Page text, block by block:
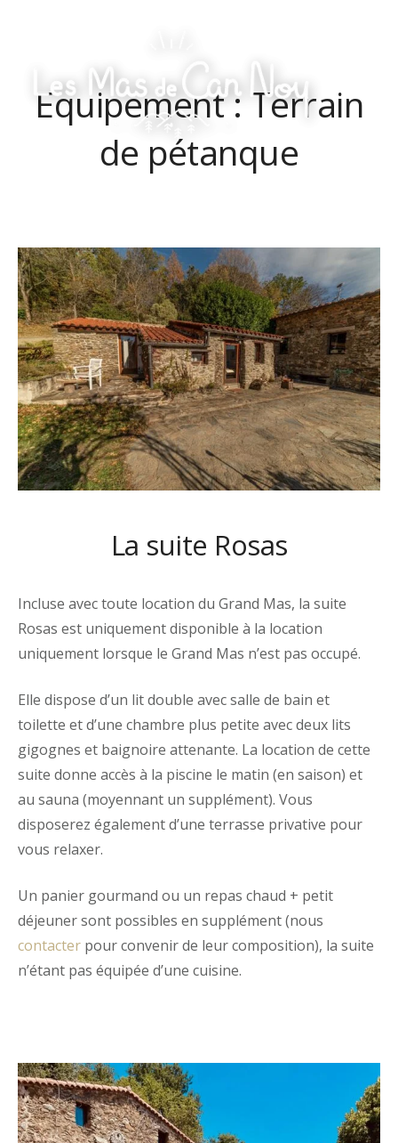
Les
Mas
Equipement : Terrain
de pétanque
La suite Rosas
Incluse avec toute location du Grand Mas, la suite
Rosas est uniquement disponible à la location
uniquement lorsque le Grand Mas n’est pas occupé.
Elle dispose d’un lit double avec salle de bain et
toilette et d’une chambre plus petite avec deux lits
gigognes et baignoire attenante. La location de cette
suite donne accès à la piscine le matin (en saison) et
au sauna (moyennant un supplément). Vous
disposerez également d’une terrasse privative pour
vous relaxer.
Un panier gourmand ou un repas chaud + petit
déjeuner sont possibles en supplément (nous
contacter pour convenir de leur composition), la suite
n’étant pas équipée d’une cuisine.